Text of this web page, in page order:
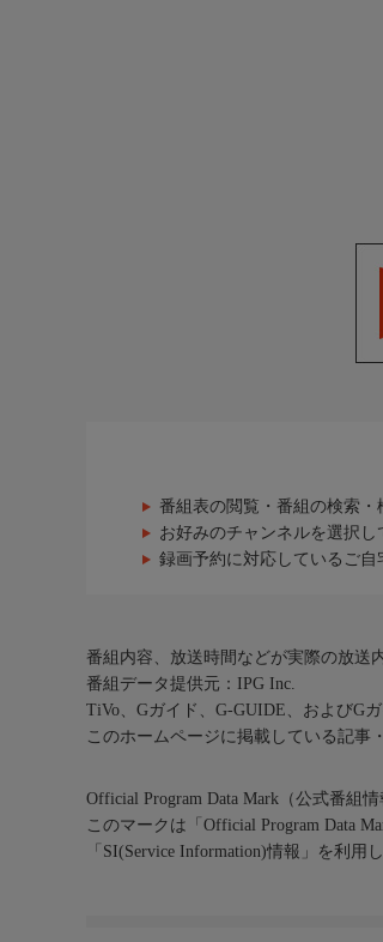
番組表の閲覧・番組の検索
お好みのチャンネルを選択し
録画予約に対応しているご自
番組内容、放送時間などが実際の放送
番組データ提供元：IPG Inc.
TiVo、Gガイド、G-GUIDE、およびG
このホームページに掲載している記事
Official Program Data Mark（公式番組情
このマークは「Official Program Data
「SI(Service Information)情報」を利用